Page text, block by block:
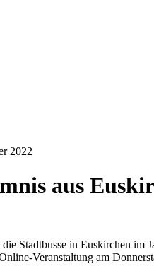
2022
aus
Stadtbusse in Euskirchen im
Veranstaltung am